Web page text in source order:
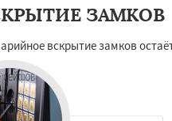
ЗАМКОВ
вскрытие замков